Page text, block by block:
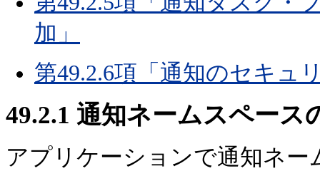
加」
第49.2.6項「通知のセキュ
49.2.1 通知ネームスペース
アプリケーションで通知ネ